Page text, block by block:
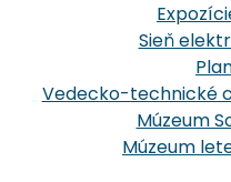
Sieň
Vedecko-technické
Múzeum
Múzeum